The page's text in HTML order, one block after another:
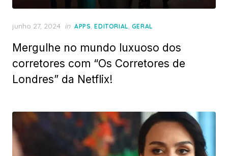
Posted
junho 27, 2024 in APPS,EDITORIAL, GERAL
Mergulhe no mundo luxuoso dos
corretores com “Os Corretores de
Londres” da Netflix!